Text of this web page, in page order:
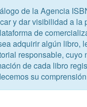
e Investigación
de la Agencia
y dar visibilidad a la
de
adquirir algún libro,
responsable, cuyo
de cada libro
su